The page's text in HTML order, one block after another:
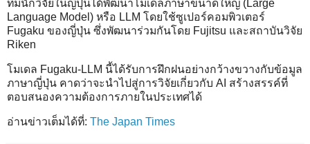
ทีมนักวิจัยในญี่ปุ่นได้พัฒนาโมเดลภาษาขนาดใหญ่ (Large
Language Model) หรือ LLM โดยใช้ซูเปอร์คอมพิวเตอร์
Fugaku ของญี่ปุ่น ซึ่งพัฒนาร่วมกันโดย Fujitsu และสถาบันวิจัย
Riken
โมเดล Fugaku-LLM นี้ได้รับการฝึกฝนอย่างกว้างขวางกับข้อมูล
ภาษาญี่ปุ่น คาดว่าจะนำไปสู่การวิจัยเกี่ยวกับ AI สร้างสรรค์ที่
ตอบสนองความต้องการภายในประเทศได้
อ่านข่าวเต็มได้ที่: The Japan Times